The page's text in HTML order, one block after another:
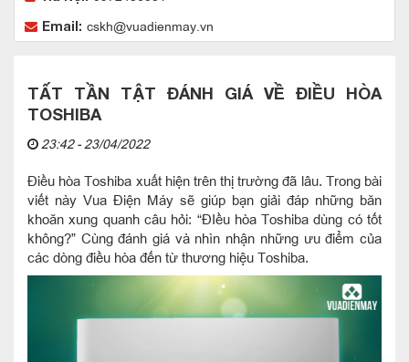
Email: cskh@vuadienmay.vn
TẤT TẦN TẬT ĐÁNH GIÁ VỀ ĐIỀU HÒA
TOSHIBA
23:42 - 23/04/2022
Điều hòa Toshiba xuất hiện trên thị trường đã lâu. Trong bài
viết này Vua Điện Máy sẽ giúp bạn giải đáp những băn
khoăn xung quanh câu hỏi: “ĐIều hòa Toshiba dùng có tốt
không?” Cùng đánh giá và nhìn nhận những ưu điểm của
các dòng điều hòa đến từ thương hiệu Toshiba.